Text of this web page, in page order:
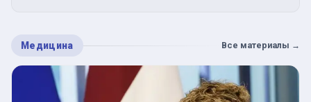
Медицина Все материалы →